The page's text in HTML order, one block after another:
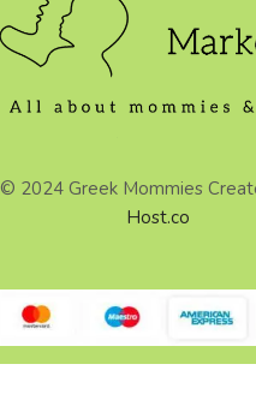
2024 Greek Mommies
Host.co